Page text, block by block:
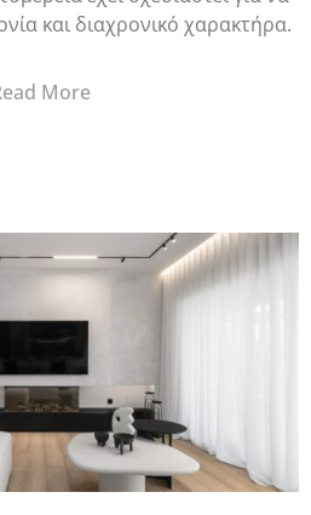
και διαχρονικό χαρακτήρα.
More